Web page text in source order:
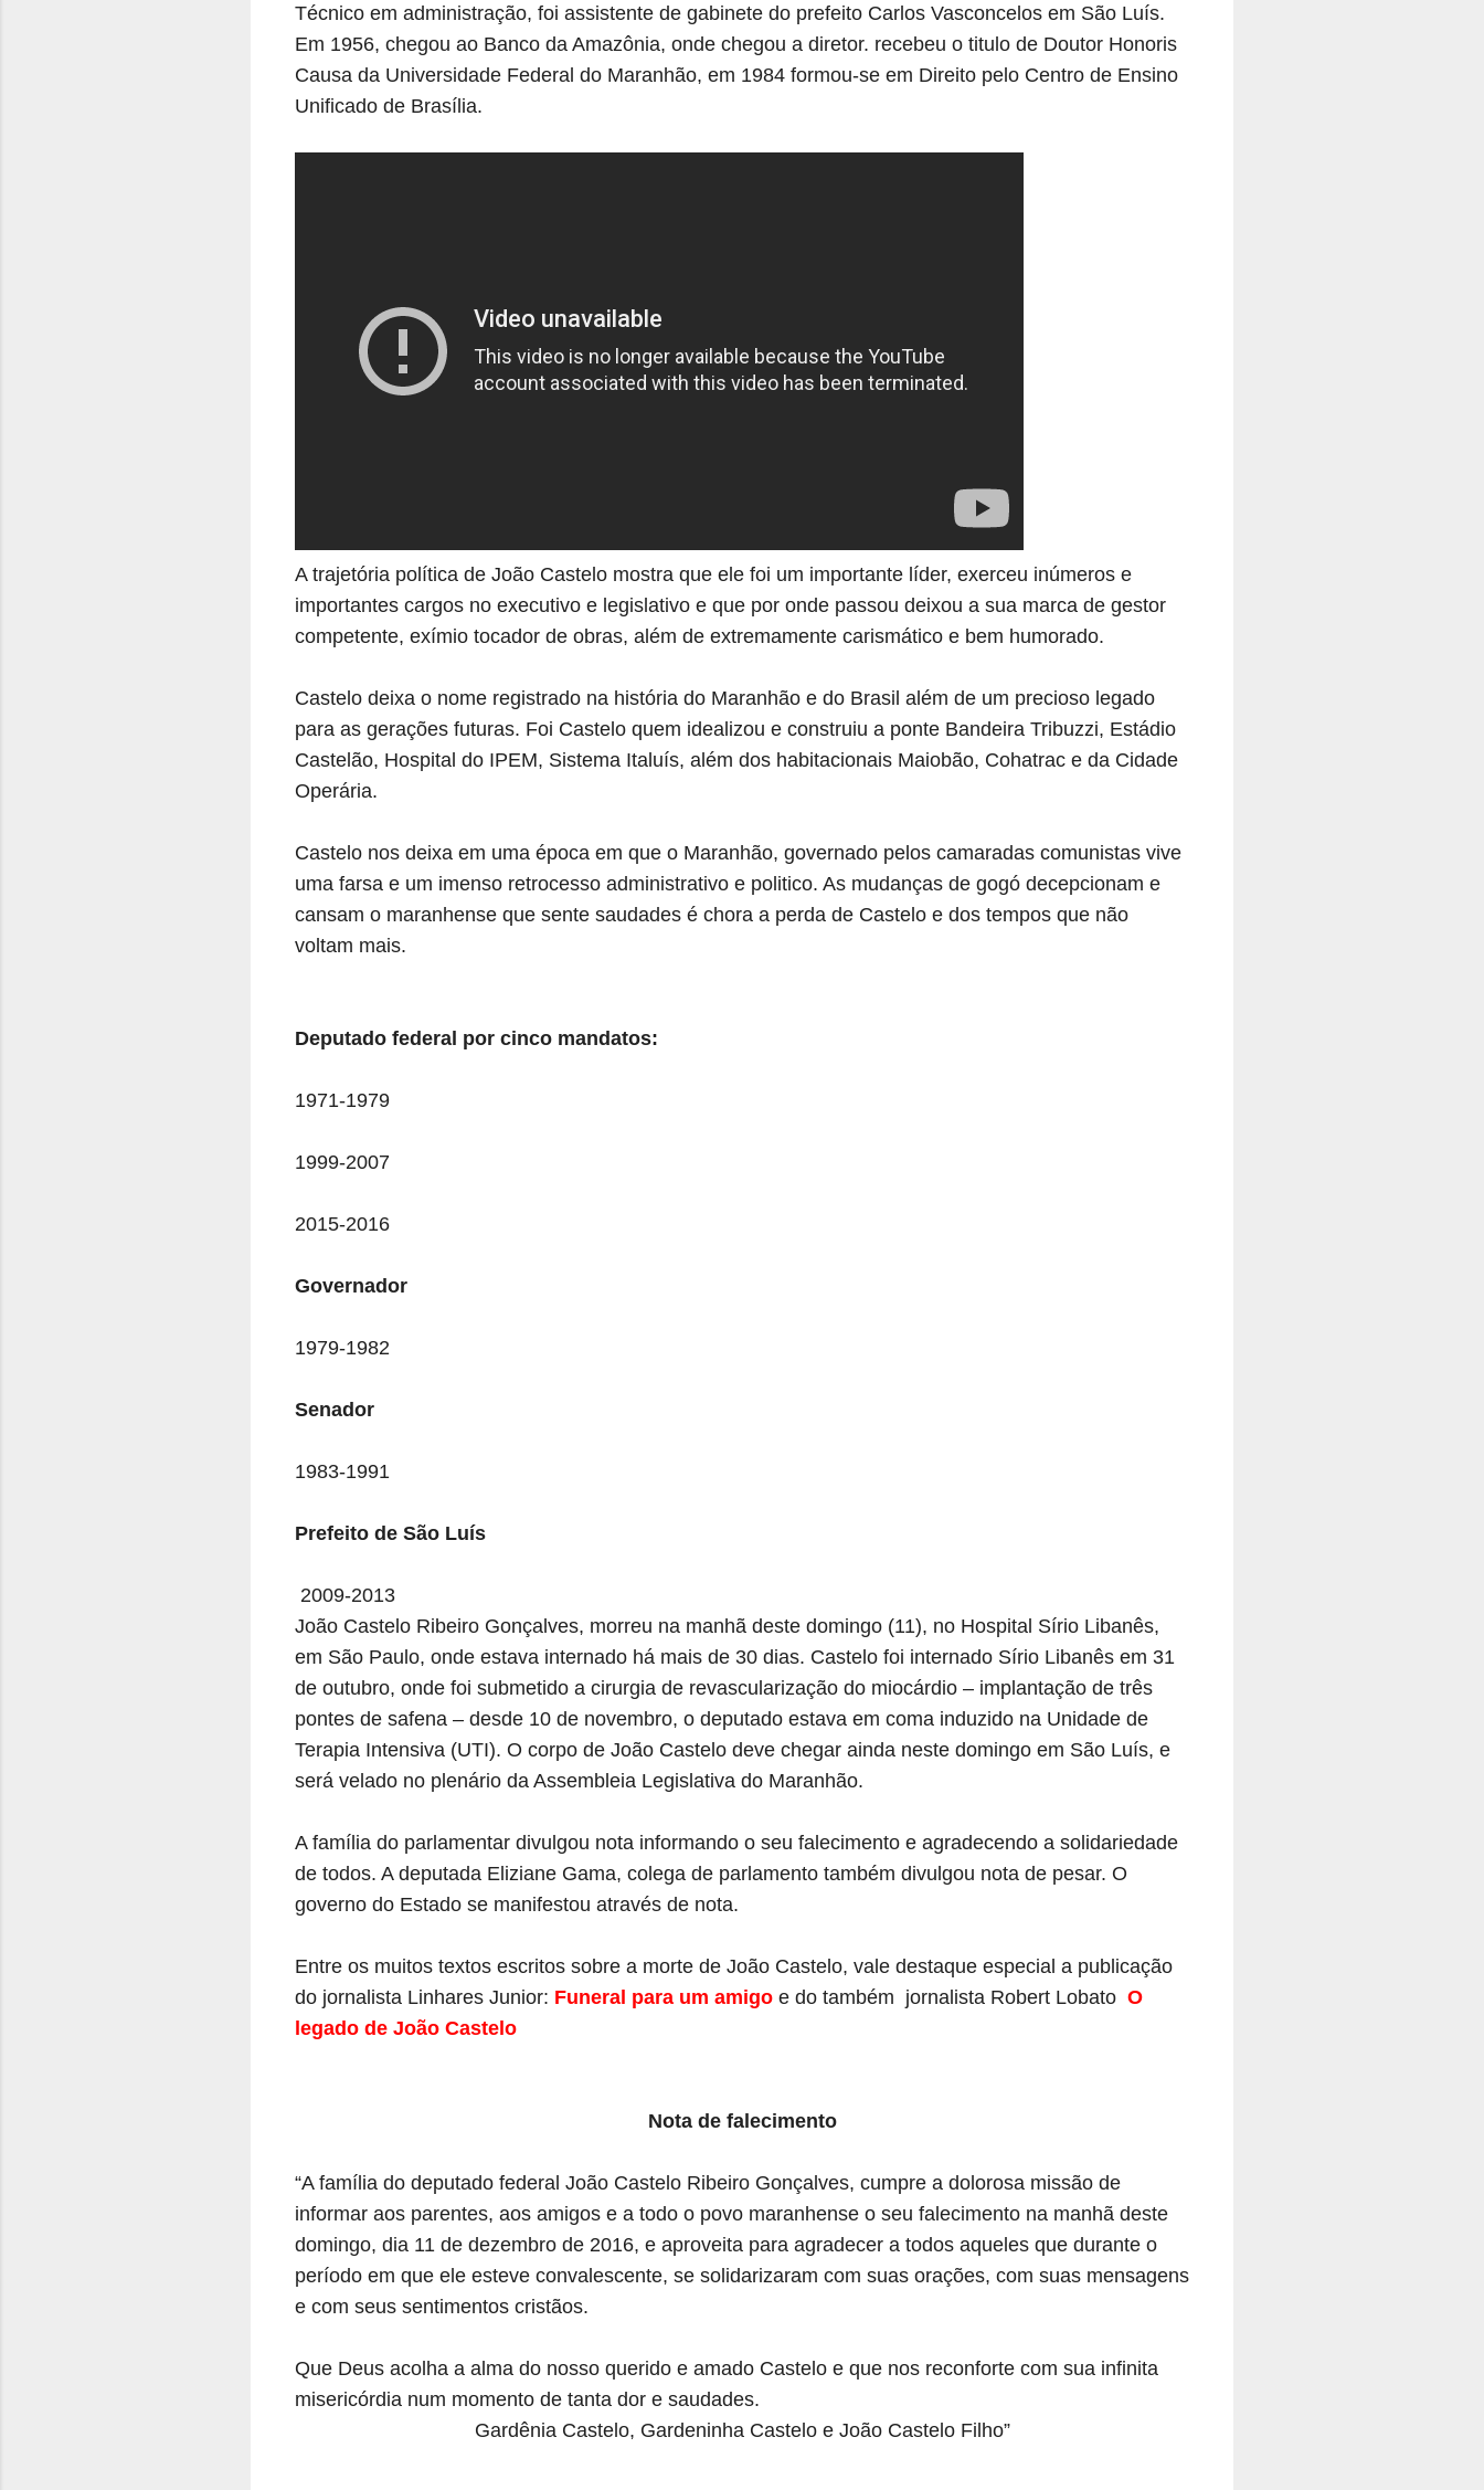
Técnico em administração, foi assistente de gabinete do prefeito Carlos Vasconcelos em São Luís.
Em 1956, chegou ao Banco da Amazônia, onde chegou a diretor. recebeu o titulo de Doutor Honoris
Causa da Universidade Federal do Maranhão, em 1984 formou-se em Direito pelo Centro de Ensino
Unificado de Brasília.
A trajetória política de João Castelo mostra que ele foi um importante líder, exerceu inúmeros e
importantes cargos no executivo e legislativo e que por onde passou deixou a sua marca de gestor
competente, exímio tocador de obras, além de extremamente carismático e bem humorado.
Castelo deixa o nome registrado na história do Maranhão e do Brasil além de um precioso legado
para as gerações futuras. Foi Castelo quem idealizou e construiu a ponte Bandeira Tribuzzi, Estádio
Castelão, Hospital do IPEM, Sistema Italuís, além dos habitacionais Maiobão, Cohatrac e da Cidade
Operária.
Castelo nos deixa em uma época em que o Maranhão, governado pelos camaradas comunistas vive
uma farsa e um imenso retrocesso administrativo e politico. As mudanças de gogó decepcionam e
cansam o maranhense que sente saudades é chora a perda de Castelo e dos tempos que não
voltam mais.
Deputado federal por cinco mandatos:
1971-1979
1999-2007
2015-2016
Governador
1979-1982
Senador
1983-1991
Prefeito de São Luís
2009-2013
João Castelo Ribeiro Gonçalves, morreu na manhã deste domingo (11), no Hospital Sírio Libanês,
em São Paulo, onde estava internado há mais de 30 dias. Castelo foi internado Sírio Libanês em 31
de outubro, onde foi submetido a cirurgia de revascularização do miocárdio – implantação de três
pontes de safena – desde 10 de novembro, o deputado estava em coma induzido na Unidade de
Terapia Intensiva (UTI). O corpo de João Castelo deve chegar ainda neste domingo em São Luís, e
será velado no plenário da Assembleia Legislativa do Maranhão.
A família do parlamentar divulgou nota informando o seu falecimento e agradecendo a solidariedade
de todos. A deputada Eliziane Gama, colega de parlamento também divulgou nota de pesar. O
governo do Estado se manifestou através de nota.
Entre os muitos textos escritos sobre a morte de João Castelo, vale destaque especial a publicação
do jornalista Linhares Junior: Funeral para um amigo e do também jornalista Robert Lobato O
legado de João Castelo
Nota de falecimento
“A família do deputado federal João Castelo Ribeiro Gonçalves, cumpre a dolorosa missão de
informar aos parentes, aos amigos e a todo o povo maranhense o seu falecimento na manhã deste
domingo, dia 11 de dezembro de 2016, e aproveita para agradecer a todos aqueles que durante o
período em que ele esteve convalescente, se solidarizaram com suas orações, com suas mensagens
e com seus sentimentos cristãos.
Que Deus acolha a alma do nosso querido e amado Castelo e que nos reconforte com sua infinita
misericórdia num momento de tanta dor e saudades.
Gardênia Castelo, Gardeninha Castelo e João Castelo Filho”